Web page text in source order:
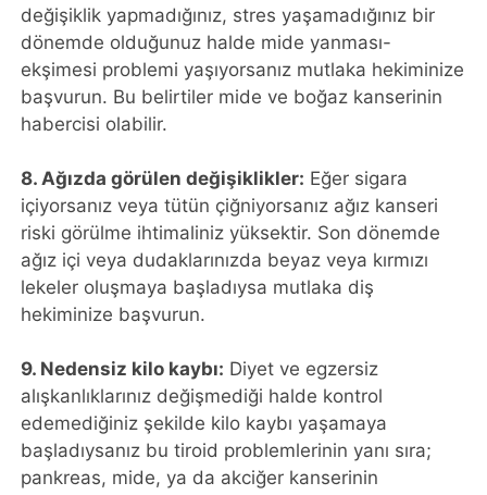
değişiklik yapmadığınız, stres yaşamadığınız bir
dönemde olduğunuz halde mide yanması-
ekşimesi problemi yaşıyorsanız mutlaka hekiminize
başvurun. Bu belirtiler mide ve boğaz kanserinin
habercisi olabilir.
8. Ağızda görülen değişiklikler: Eğer sigara
içiyorsanız veya tütün çiğniyorsanız ağız kanseri
riski görülme ihtimaliniz yüksektir. Son dönemde
ağız içi veya dudaklarınızda beyaz veya kırmızı
lekeler oluşmaya başladıysa mutlaka diş
hekiminize başvurun.
9. Nedensiz kilo kaybı: Diyet ve egzersiz
alışkanlıklarınız değişmediği halde kontrol
edemediğiniz şekilde kilo kaybı yaşamaya
başladıysanız bu tiroid problemlerinin yanı sıra;
pankreas, mide, ya da akciğer kanserinin